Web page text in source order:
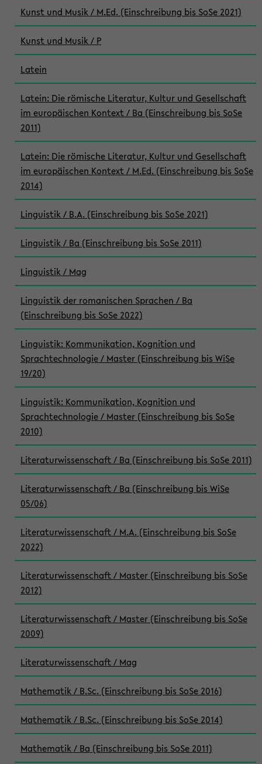
Kunst und Musik / M.Ed. (Einschreibung bis SoSe 2021)
Kunst und Musik / P
Latein
Latein: Die römische Literatur, Kultur und Gesellschaft
im europäischen Kontext / Ba (Einschreibung bis SoSe
2011)
Latein: Die römische Literatur, Kultur und Gesellschaft
im europäischen Kontext / M.Ed. (Einschreibung bis SoSe
2014)
Linguistik / B.A. (Einschreibung bis SoSe 2021)
Linguistik / Ba (Einschreibung bis SoSe 2011)
Linguistik / Mag
Linguistik der romanischen Sprachen / Ba
(Einschreibung bis SoSe 2022)
Linguistik: Kommunikation, Kognition und
Sprachtechnologie / Master (Einschreibung bis WiSe
19/20)
Linguistik: Kommunikation, Kognition und
Sprachtechnologie / Master (Einschreibung bis SoSe
2010)
Literaturwissenschaft / Ba (Einschreibung bis SoSe 2011)
Literaturwissenschaft / Ba (Einschreibung bis WiSe
05/06)
Literaturwissenschaft / M.A. (Einschreibung bis SoSe
2022)
Literaturwissenschaft / Master (Einschreibung bis SoSe
2012)
Literaturwissenschaft / Master (Einschreibung bis SoSe
2009)
Literaturwissenschaft / Mag
Mathematik / B.Sc. (Einschreibung bis SoSe 2016)
Mathematik / B.Sc. (Einschreibung bis SoSe 2014)
Mathematik / Ba (Einschreibung bis SoSe 2011)